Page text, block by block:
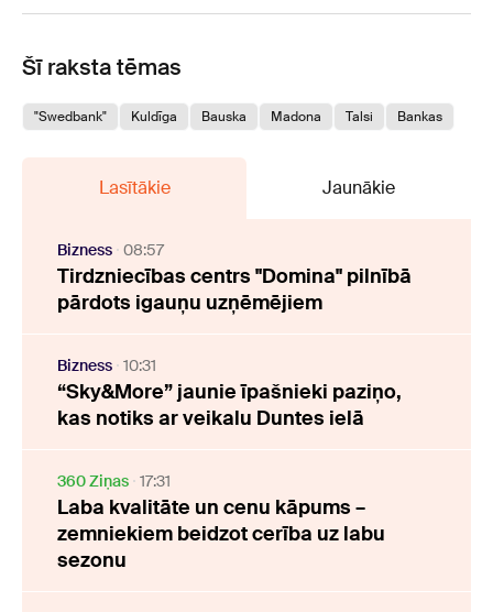
Šī raksta tēmas
"Swedbank" Kuldīga Bauska Madona Talsi Bankas
Lasītākie Jaunākie
Bizness 08:57
Tirdzniecības centrs "Domina" pilnībā
pārdots igauņu uzņēmējiem
Bizness 10:31
“Sky&More” jaunie īpašnieki paziņo,
kas notiks ar veikalu Duntes ielā
360 Ziņas 17:31
Laba kvalitāte un cenu kāpums –
zemniekiem beidzot cerība uz labu
sezonu